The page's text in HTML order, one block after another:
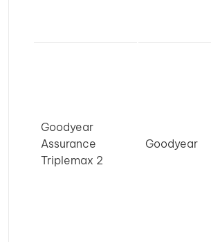
Goodyear
Assurance
Triplemax 2
Goodyear